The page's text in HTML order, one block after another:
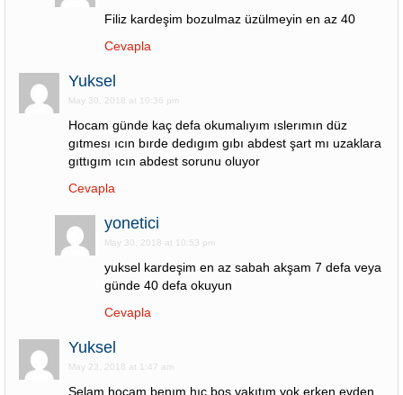
Filiz kardeşim bozulmaz üzülmeyin en az 40
Cevapla
Yuksel
May 30, 2018 at 10:36 pm
Hocam günde kaç defa okumalıyım ıslerımın düz
gıtmesı ıcın bırde dedıgım gıbı abdest şart mı uzaklara
gıttıgım ıcın abdest sorunu oluyor
Cevapla
yonetici
May 30, 2018 at 10:53 pm
yuksel kardeşim en az sabah akşam 7 defa veya
günde 40 defa okuyun
Cevapla
Yuksel
May 23, 2018 at 1:47 am
Selam hocam benım hıc boş vakıtım yok erken evden